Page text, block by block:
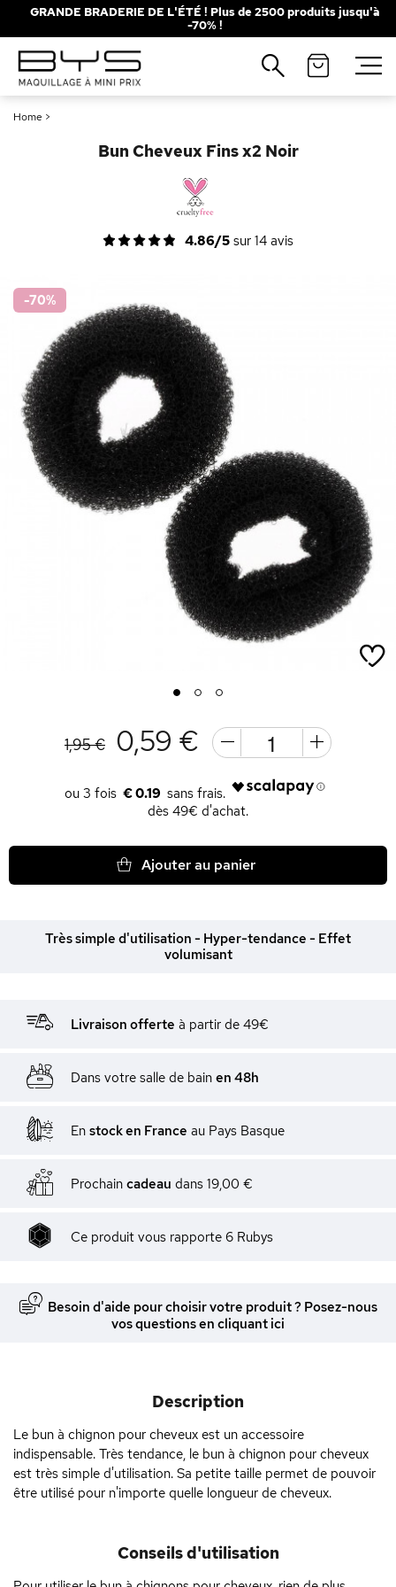
GRANDE BRADERIE DE L'ÉTÉ ! Plus de 2500 produits jusqu'à
-70% !
Home >
Bun Cheveux Fins x2 Noir
4.86/5 sur 14 avis
-70%
1 2 3
1,95 € 0,59 €
€ 0.19
dès 49€ d'achat.
Ajouter au panier
Très simple d'utilisation - Hyper-tendance - Effet
volumisant
Livraison offerte à partir de 49€
Dans votre salle de bain en 48h
En stock en France au Pays Basque
Prochain cadeau dans 19,00 €
Ce produit vous rapporte 6 Rubys
Besoin d'aide pour choisir votre produit ? Posez-nous
vos questions en cliquant ici
Description
Le bun à chignon pour cheveux est un accessoire
indispensable. Très tendance, le bun à chignon pour cheveux
est très simple d'utilisation. Sa petite taille permet de pouvoir
être utilisé pour n'importe quelle longueur de cheveux.
Conseils d'utilisation
Fermer
Recherches populaires